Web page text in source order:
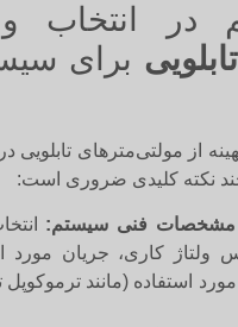
در انتخاب
برای
از مولتی‌مترهای تابلویی
نکته کلیدی ضروری است:
فنی سیستم:انتخاب
ولتاژ کاری، جریان مورد